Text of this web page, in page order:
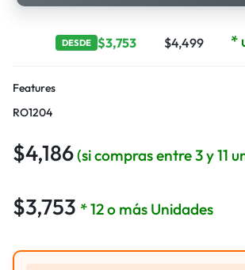
DESDE $3,753 $4,499 *
Features
RO1204
$4,186(si compras entre 3 y 11
$3,753 * 12 o más Unidades